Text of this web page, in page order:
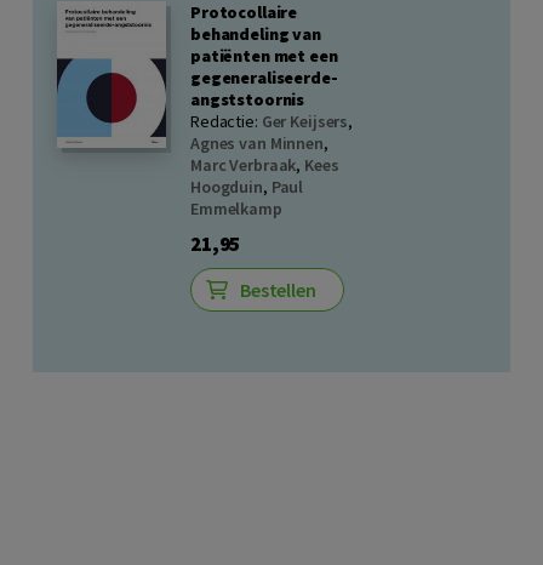
Protocollaire
behandeling van
patiënten met een
gegeneraliseerde-
angststoornis
Redactie: Ger Keijsers,
Agnes van Minnen,
Marc Verbraak, Kees
Hoogduin, Paul
Emmelkamp
21,95
Bestellen